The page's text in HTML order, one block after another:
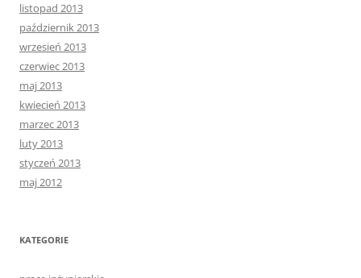
listopad 2013
październik 2013
wrzesień 2013
czerwiec 2013
maj 2013
kwiecień 2013
marzec 2013
luty 2013
styczeń 2013
maj 2012
KATEGORIE